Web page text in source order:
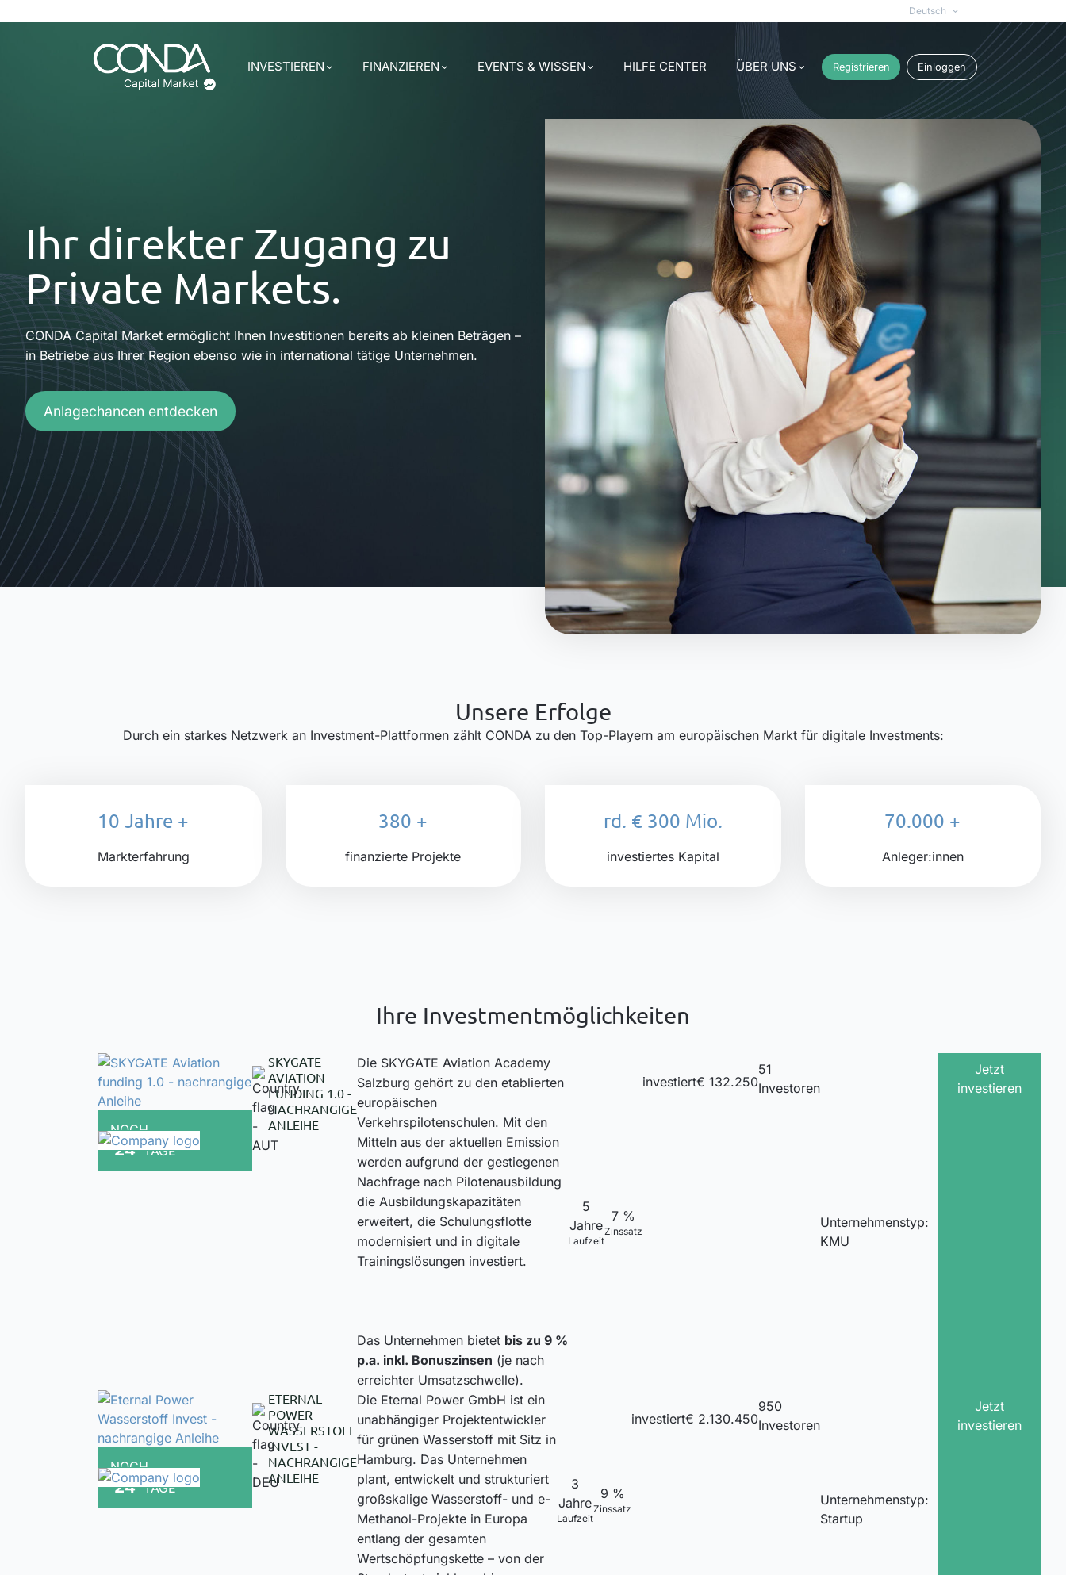
Deutsch
INVESTIEREN FINANZIEREN EVENTS & WISSEN HILFE CENTER ÜBER UNS Registrieren Einloggen
Ihr direkter Zugang zu
Private Markets.
CONDA Capital Market ermöglicht Ihnen Investitionen bereits ab kleinen Beträgen –
in Betriebe aus Ihrer Region ebenso wie in international tätige Unternehmen.
Anlagechancen entdecken
Unsere Erfolge
Durch ein starkes Netzwerk an Investment-Plattformen zählt CONDA zu den Top-Playern am europäischen Markt für digitale Investments:
10 Jahre +
Markterfahrung
380 +
finanzierte Projekte
rd. € 300 Mio.
investiertes Kapital
70.000 +
Anleger:innen
Ihre Investment­möglichkeiten
NOCH
24 TAGE
SKYGATE
AVIATION
FUNDING 1.0 -
NACHRANGIGE
ANLEIHE
Die SKYGATE Aviation Academy
Salzburg gehört zu den etablierten
europäischen
Verkehrspilotenschulen. Mit den
Mitteln aus der aktuellen Emission
werden aufgrund der gestiegenen
Nachfrage nach Pilotenausbildung
die Ausbildungskapazitäten
erweitert, die Schulungsflotte
modernisiert und in digitale
Trainingslösungen investiert.
Das Unternehmen bietet bis zu 9 %
p.a. inkl. Bonuszinsen (je nach
erreichter Umsatzschwelle).
5
Jahre
Laufzeit
7 %
Zinssatz
investiert€ 132.250
51
Investoren
Unternehmenstyp:
KMU
Jetzt
investieren
NOCH
24 TAGE
ETERNAL
POWER
WASSERSTOFF
INVEST -
NACHRANGIGE
ANLEIHE
Die Eternal Power GmbH ist ein
unabhängiger Projektentwickler
für grünen Wasserstoff mit Sitz in
Hamburg. Das Unternehmen
plant, entwickelt und strukturiert
großskalige Wasserstoff- und e-
Methanol-Projekte in Europa
entlang der gesamten
Wertschöpfungskette – von der
3
Jahre
Laufzeit
9 %
Zinssatz
investiert€ 2.130.450
950
Investoren
Unternehmenstyp:
Startup
Jetzt
investieren